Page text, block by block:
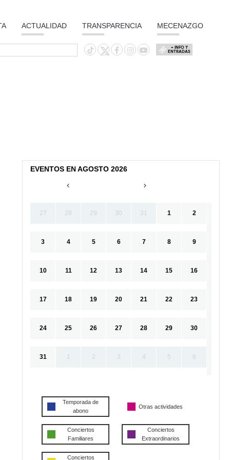
ACTUALIDAD TRANSPARENCIA MECENAZGO
+ INFO Y
ENTRADAS
EVENTOS EN AGOSTO 2026
27 28 29 30 31 1 2
3 4 5 6 7 8 9
10 11 12 13 14 15 16
17 18 19 20 21 22 23
24 25 26 27 28 29 30
31 1 2 3 4 5 6
Temporada de
abono
Otras actividades
Conciertos
Familiares
Conciertos
Extraordinarios
Conciertos